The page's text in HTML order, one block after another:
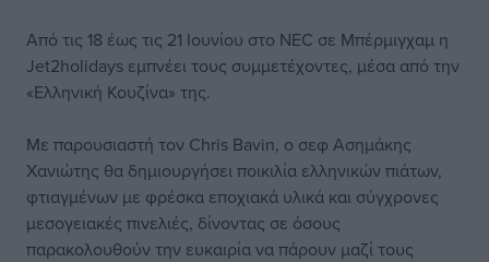
Από τις 18 έως τις 21 Ιουνίου στο NEC σε Μπέρμιγχαμ η
Jet2holidays εμπνέει τους συμμετέχοντες, μέσα από την
«Ελληνική Κουζίνα» της.
Με παρουσιαστή τον Chris Bavin, ο σεφ Ασημάκης
Χανιώτης θα δημιουργήσει ποικιλία ελληνικών πιάτων,
φτιαγμένων με φρέσκα εποχιακά υλικά και σύγχρονες
μεσογειακές πινελιές, δίνοντας σε όσους
παρακολουθούν την ευκαιρία να πάρουν μαζί τους